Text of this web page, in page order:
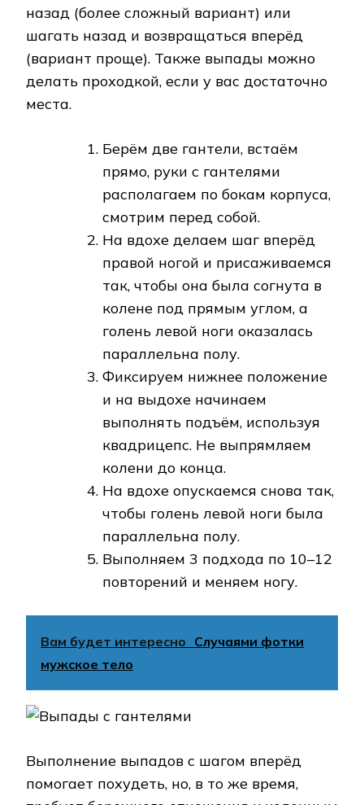
назад (более сложный вариант) или
шагать назад и возвращаться вперёд
(вариант проще). Также выпады можно
делать проходкой, если у вас достаточно
места.
Берём две гантели, встаём
прямо, руки с гантелями
располагаем по бокам корпуса,
смотрим перед собой.
На вдохе делаем шаг вперёд
правой ногой и присаживаемся
так, чтобы она была согнута в
колене под прямым углом, а
голень левой ноги оказалась
параллельна полу.
Фиксируем нижнее положение
и на выдохе начинаем
выполнять подъём, используя
квадрицепс. Не выпрямляем
колени до конца.
На вдохе опускаемся снова так,
чтобы голень левой ноги была
параллельна полу.
Выполняем 3 подхода по 10–12
повторений и меняем ногу.
Вам будет интересно Случаями фотки
мужское тело
Выполнение выпадов с шагом вперёд
помогает похудеть, но, в то же время,